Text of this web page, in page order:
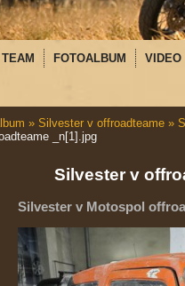
TEAM FOTOALBUM VIDEO
» Silvester v offroadteame »
_n[1].jpg
Silvester v
Silvester v Motospol